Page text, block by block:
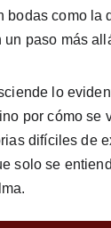
bodas como la
un paso más
lo
por cómo se
difíciles de
solo se